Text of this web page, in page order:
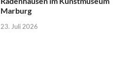
Marburg
23. Juli 2026